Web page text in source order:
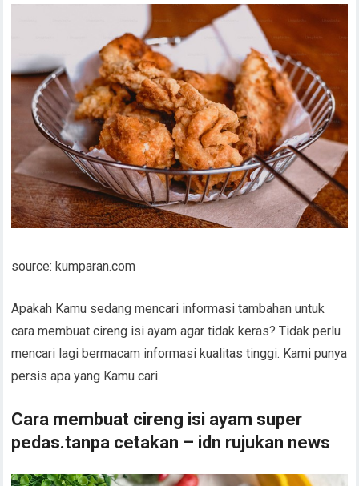
source: kumparan.com
Apakah Kamu sedang mencari informasi tambahan untuk
cara membuat cireng isi ayam agar tidak keras? Tidak perlu
mencari lagi bermacam informasi kualitas tinggi. Kami punya
persis apa yang Kamu cari.
Cara membuat cireng isi ayam super
pedas.tanpa cetakan – idn rujukan news